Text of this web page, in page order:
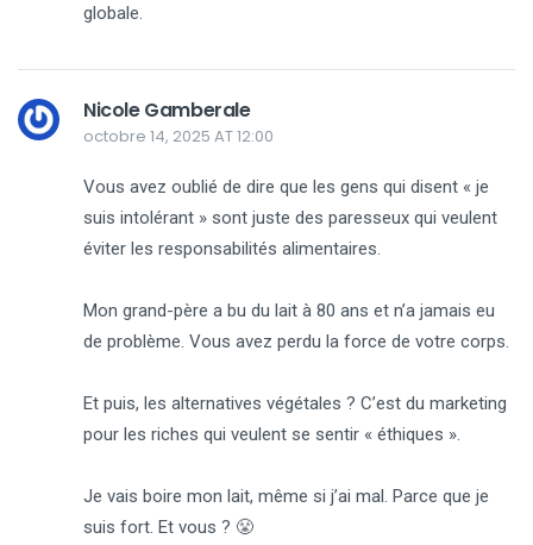
globale.
Nicole Gamberale
octobre 14, 2025 AT 12:00
Vous avez oublié de dire que les gens qui disent « je
suis intolérant » sont juste des paresseux qui veulent
éviter les responsabilités alimentaires.
Mon grand-père a bu du lait à 80 ans et n’a jamais eu
de problème. Vous avez perdu la force de votre corps.
Et puis, les alternatives végétales ? C’est du marketing
pour les riches qui veulent se sentir « éthiques ».
Je vais boire mon lait, même si j’ai mal. Parce que je
suis fort. Et vous ? 😤